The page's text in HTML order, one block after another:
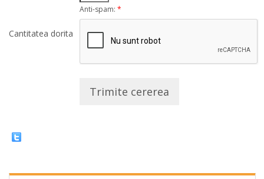
Cantitatea dorita
Anti-spam: *
Trimite cererea